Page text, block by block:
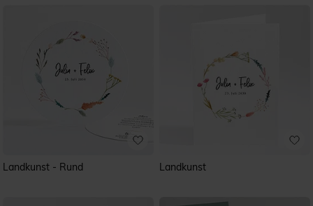
Landkunst - Rund Landkunst